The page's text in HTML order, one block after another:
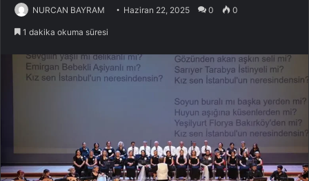
NURCAN BAYRAM Haziran 22, 2025 0 0
1 dakika okuma süresi